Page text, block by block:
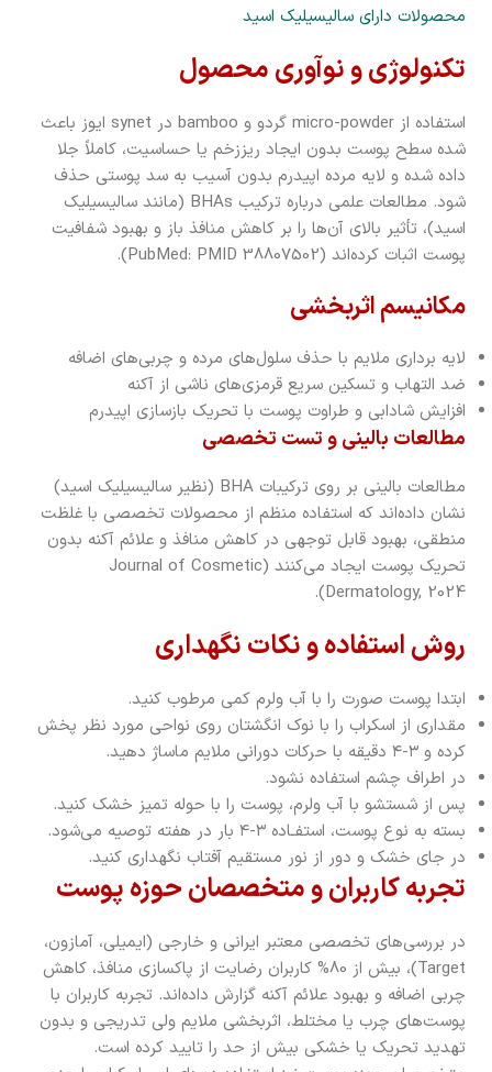
محصولات دارای سالیسیلیک اسید
تکنولوژی و نوآوری محصول
استفاده از micro-powder گردو و bamboo در synet ایوز باعث
شده سطح پوست بدون ایجاد ریززخم یا حساسیت، کاملاً جلا
داده شده و لایه مرده اپیدرم بدون آسیب به سد پوستی حذف
شود. مطالعات علمی درباره ترکیب BHAs (مانند سالیسیلیک
اسید)، تأثیر بالای آن‌ها را بر کاهش منافذ باز و بهبود شفافیت
پوست اثبات کرده‌اند (PubMed: PMID 38807502).
مکانیسم اثربخشی
لایه برداری ملایم با حذف سلول‌های مرده و چربی‌های اضافه
ضد التهاب و تسکین سریع قرمزی‌های ناشی از آکنه
افزایش شادابی و طراوت پوست با تحریک بازسازی اپیدرم
مطالعات بالینی و تست تخصصی
مطالعات بالینی بر روی ترکیبات BHA (نظیر سالیسیلیک اسید)
نشان داده‌اند که استفاده منظم از محصولات تخصصی با غلظت
منطقی، بهبود قابل توجهی در کاهش منافذ و علائم آکنه بدون
تحریک پوست ایجاد می‌کنند (Journal of Cosmetic
Dermatology, 2024).
روش استفاده و نکات نگهداری
ابتدا پوست صورت را با آب ولرم کمی مرطوب کنید.
مقداری از اسکراب را با نوک انگشتان روی نواحی مورد نظر پخش
کرده و ۳-۴ دقیقه با حرکات دورانی ملایم ماساژ دهید.
در اطراف چشم استفاده نشود.
پس از شستشو با آب ولرم، پوست را با حوله تمیز خشک کنید.
بسته به نوع پوست، استفـاده ۳-۴ بار در هفته توصیه می‌شود.
در جای خشک و دور از نور مستقیم آفتاب نگهداری کنید.
تجربه کاربران و متخصصان حوزه پوست
در بررسی‌های تخصصی معتبر ایرانی و خارجی (ایمیلی، آمازون،
Target)، بیش از 80% کاربران رضایت از پاکسازی منافذ، کاهش
چربی اضافه و بهبود علائم آکنه گزارش داده‌اند. تجربه کاربران با
پوست‌های چرب یا مختلط، اثربخشی ملایم ولی تدریجی و بدون
تهدید تحریک یا خشکی بیش از حد را تایید کرده است.